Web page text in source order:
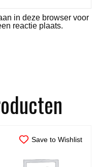
in deze browser voor
reactie plaats.
Save to Wishlist